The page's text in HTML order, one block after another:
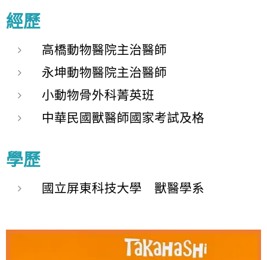
經歷
高橋動物醫院主治醫師
永坤動物醫院主治醫師
小動物骨外科菁英班
中華民國獸醫師國家考試及格
學歷
國立屏東科技大學 獸醫學系